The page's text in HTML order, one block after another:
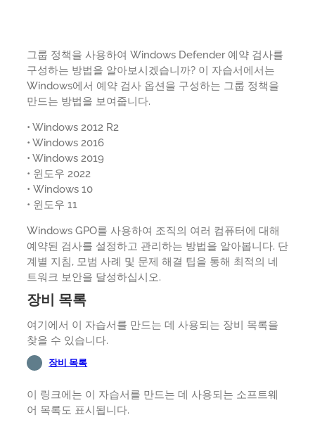
그룹 정책을 사용하여 Windows Defender 예약 검사를
구성하는 방법을 알아보시겠습니까? 이 자습서에서는
Windows에서 예약 검사 옵션을 구성하는 그룹 정책을
만드는 방법을 보여줍니다.
• Windows 2012 R2
• Windows 2016
• Windows 2019
• 윈도우 2022
• Windows 10
• 윈도우 11
Windows GPO를 사용하여 조직의 여러 컴퓨터에 대해
예약된 검사를 설정하고 관리하는 방법을 알아봅니다. 단
계별 지침, 모범 사례 및 문제 해결 팁을 통해 최적의 네
트워크 보안을 달성하십시오.
장비 목록
여기에서 이 자습서를 만드는 데 사용되는 장비 목록을
찾을 수 있습니다.
장비 목록
이 링크에는 이 자습서를 만드는 데 사용되는 소프트웨
어 목록도 표시됩니다.